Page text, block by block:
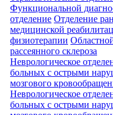
Функциональной
отделение Отделение
медицинской
физиотерапии
рассеянного склероза
Неврологическое
больных с острыми
мозгового
Неврологическое
больных с острыми